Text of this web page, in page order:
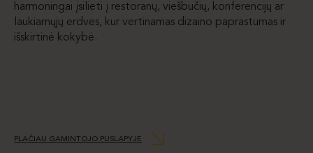
harmoningai įsilieti į restoranų, viešbučių, konferencijų ar
laukiamųjų erdves, kur vertinamas dizaino paprastumas ir
išskirtinė kokybė.
PLAČIAU GAMINTOJO PUSLAPYJE